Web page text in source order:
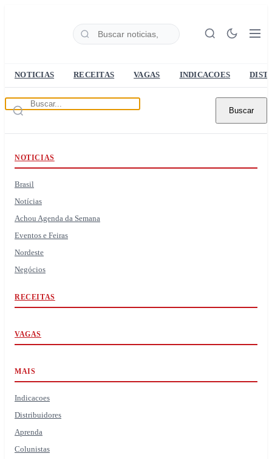
NOTICIAS RECEITAS VAGAS INDICACOES
Buscar
NOTICIAS
Brasil
Notícias
Achou Agenda da Semana
Eventos e Feiras
Nordeste
Negócios
RECEITAS
VAGAS
MAIS
Indicacoes
Distribuidores
Aprenda
Colunistas